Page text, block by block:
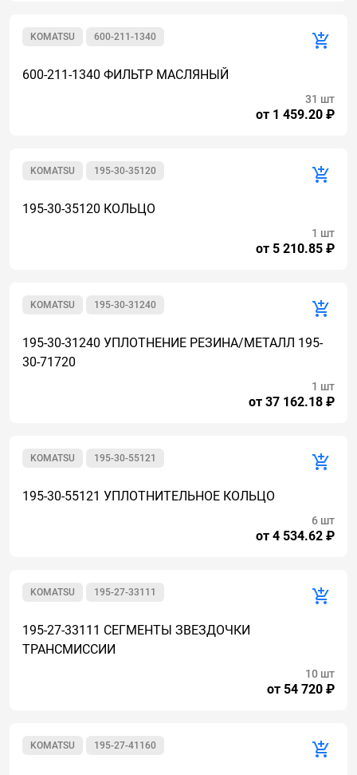
600-211-1340
KOMATSU
600-211-1340 ФИЛЬТР МАСЛЯНЫЙ
от 1 459.20 ₽
31 шт
195-30-35120
KOMATSU
195-30-35120 КОЛЬЦО
от 5 210.85 ₽
1 шт
195-30-31240
KOMATSU
195-30-31240 УПЛОТНЕНИЕ РЕЗИНА/МЕТАЛЛ 195-
30-71720
от 37 162.18 ₽
1 шт
195-30-55121
KOMATSU
195-30-55121 УПЛОТНИТЕЛЬНОЕ КОЛЬЦО
от 4 534.62 ₽
6 шт
195-27-33111
KOMATSU
195-27-33111 СЕГМЕНТЫ ЗВЕЗДОЧКИ
ТРАНСМИССИИ
от 54 720 ₽
10 шт
195-27-41160
KOMATSU